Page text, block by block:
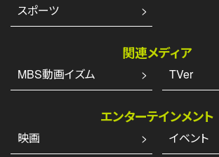
スポーツ
関連メディア
MBS動画イズム TVer
エンターテインメント
映画 イベント